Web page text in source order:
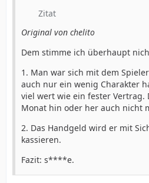
Zitat
Original von chelito
Dem stimme ich überhaupt
1. Man war sich mit dem
auch nur ein wenig Charakter
viel wert wie ein fester Vertrag.
Monat hin oder her auch nicht
2. Das Handgeld wird er mit
kassieren.
Fazit: s****e.